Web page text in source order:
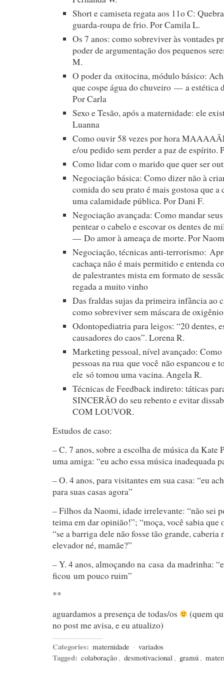
Short e camiseta regata aos 11o C:
guarda-roupa de frio. Por Camila L.
Os 7 anos: como sobreviver às vontades
poder de argumentação dos pequenos
M.
O poder da oxitocina, módulo básico:
que cospe água do chuveiro — a estética
Por Carla
Sexo e Tesão, após a maternidade: ele
Luanna
Como ouvir 58 vezes por hora
e/ou pedido sem perder a paz de espírito.
Como lidar com o marido que quer ser
Negociação básica: Como dizer não à
comida do seu prato é mais gostosa que a
uma calamidade pública. Por Dani F.
Negociação avançada: Como mandar
pentear o cabelo e escovar os dentes de
— Do amor à ameaça de morte. Por
Negociação, técnicas anti-terrorismo:
cachaça não é mais permitido e entenda
de palestrantes mista em formato de
regada a muito vinho
Das fraldas sujas da primeira infância ao
como sobreviver sem máscara de
Odontopediatria para leigos: “20 dentes,
causadores do caos”. Lorena R.
Marketing pessoal, nível avançado: Como
pessoas na rua que você não espancou e
ele só tomou uma vacina. Angela R.
Técnicas de Feedback indireto: táticas
SINCERÃO do seu rebento e evitar
COM LOUVOR.
Estudos de caso:
– C. 7 anos, sobre a escolha de música da Kate
uma amiga: “eu acho essa música inadequada
– O. 4 anos, para visitantes em sua casa: “eu
para suas casas agora”
– Filhos da Naomi, idade irrelevante: “não sei
teima em dar opinião!”; “moça, você sabia que
“se a barriga dele não fosse tão grande, caberia
elevador né, mamãe?”
– Y. 4 anos, almoçando na casa da madrinha:
ficou um pouco ruim”
**
aguardamos a presença de todas/os
(quem
no post me avisa, e eu atualizo)
Categories: maternidade · variados
Tagged: colaboração , desmotivacional , gramú ,